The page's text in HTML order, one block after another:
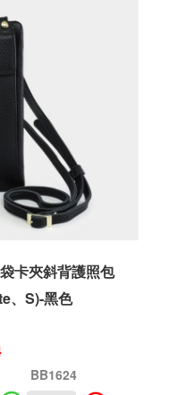
卡夾斜背護照包
、S)-黑色
BB1624